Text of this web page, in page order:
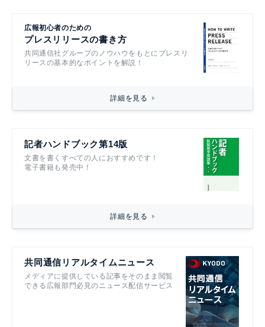
広報初心者のための
プレスリリースの書き方
共同通信社グループのノウハウをもとにプレスリ
リースの基本的なポイントを解説！
詳細を見る
記者ハンドブック第14版
文書を書くすべての人におすすめです！
電子書籍も発売中！
詳細を見る
共同通信リアルタイムニュース
メディアに提供している記事をそのまま閲覧
できる広報部門必見のニュース配信サービス